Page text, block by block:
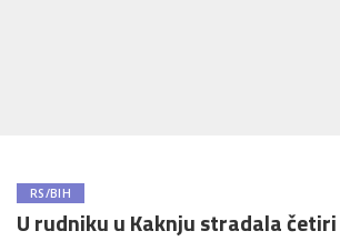
RS/BIH
U rudniku u Kaknju stradala